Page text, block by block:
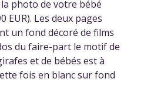
photo de votre bébé
EUR). Les deux pages
un fond décoré de films
du faire-part le motif de
et de bébés est à
fois en blanc sur fond